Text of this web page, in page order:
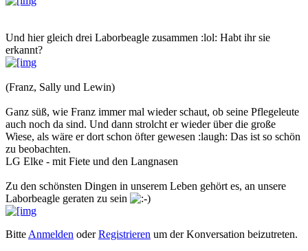
Und hier gleich drei Laborbeagle zusammen :lol: Habt ihr sie
erkannt?
(Franz, Sally und Lewin)
Ganz süß, wie Franz immer mal wieder schaut, ob seine Pflegeleute
auch noch da sind. Und dann strolcht er wieder über die große
Wiese, als wäre er dort schon öfter gewesen :laugh: Das ist so schön
zu beobachten.
LG Elke - mit Fiete und den Langnasen
Zu den schönsten Dingen in unserem Leben gehört es, an unsere
Laborbeagle geraten zu sein
Bitte Anmelden oderRegistrieren um der Konversation beizutreten.